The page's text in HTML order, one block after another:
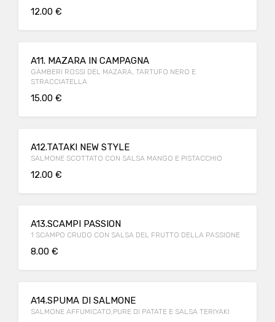
12.00 €
A11. MAZARA IN CAMPAGNA
GAMBERI ROSSI DEL MAZARA, TARTUFO NERO E
STRACCIATELLA
15.00 €
A12.TATAKI NEW STYLE
SALMONE SCOTTATO CON SALSA MANGO E PISTACCHIO
12.00 €
A13.SCAMPI PASSION
1 SCAMPO CRUDO CON SALSA DEL FRUTTO DELLA PASSIONE
8.00 €
A14.SPUMA DI SALMONE
SALMONE AFFUMICATO,PURE DI PATATE E SALSA TERIYAKI